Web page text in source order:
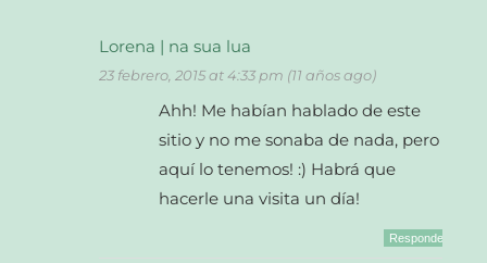
Lorena | na sua lua
23 febrero, 2015 at 4:33 pm (11 años ago)
Ahh! Me habían hablado de este
sitio y no me sonaba de nada, pero
aquí lo tenemos! :) Habrá que
hacerle una visita un día!
Responder